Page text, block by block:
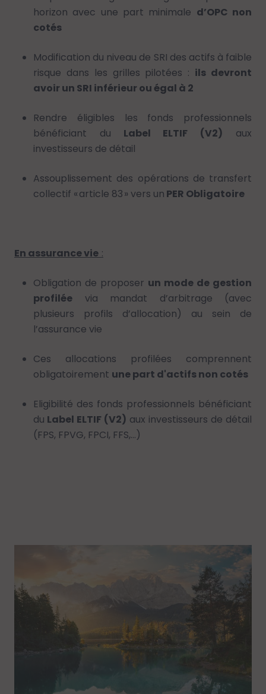
horizon avec une part minimale d’OPC non
cotés
Modification du niveau de SRI des actifs à faible
risque dans les grilles pilotées : ils devront
avoir un SRI inférieur ou égal à 2
Rendre éligibles les fonds professionnels
bénéficiant du Label ELTIF (V2) aux
investisseurs de détail
Assouplissement des opérations de transfert
collectif « article 83 » vers un PER Obligatoire
En assurance vie :
Obligation de proposer un mode de gestion
profilée via mandat d’arbitrage (avec
plusieurs profils d’allocation) au sein de
l’assurance vie
Ces allocations profilées comprennent
obligatoirement une part d'actifs non cotés
Eligibilité des fonds professionnels bénéficiant
du Label ELTIF (V2) aux investisseurs de détail
(FPS, FPVG, FPCI, FFS,…)